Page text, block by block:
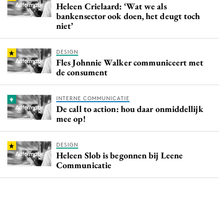
Heleen Crielaard: ‘Wat we als
bankensector ook doen, het deugt toch
niet’
DESIGN
Fles Johnnie Walker communiceert met
de consument
INTERNE COMMUNICATIE
De call to action: hou daar onmiddellijk
mee op!
DESIGN
Heleen Slob is begonnen bij Leene
Communicatie